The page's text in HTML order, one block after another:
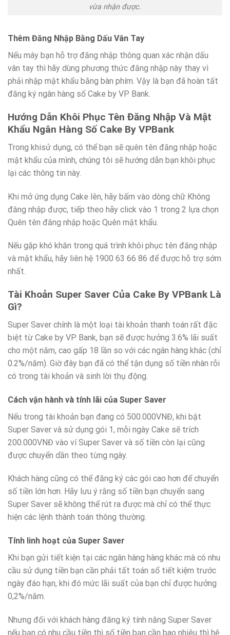
vừa nhận được.
Thêm Đăng Nhập Bằng Dấu Vân Tay
Nếu máy bạn hỗ trợ đăng nhập thông quan xác nhận dấu
vân tay thì hãy dùng phương thức đăng nhập này thay vì
phải nhập mật khẩu bằng bàn phím. Vậy là bạn đã hoàn tất
đăng ký ngân hàng số Cake by VP Bank.
Hướng Dẫn Khôi Phục Tên Đăng Nhập Và Mật
Khẩu Ngân Hàng Số Cake By VPBank
Trong khisử dụng, có thể bạn sẽ quên tên đăng nhập hoặc
mật khẩu của mình, chúng tôi sẽ hướng dẫn bạn khôi phục
lại các thông tin này.
Khi mở ứng dụng Cake lên, hãy bấm vào dòng chữ Không
đăng nhập được, tiếp theo hãy click vào 1 trong 2 lựa chọn
Quên tên đăng nhập hoặc Quên mật khẩu.
Nếu gặp khó khăn trong quá trình khôi phục tên đăng nhập
và mật khẩu, hãy liên hệ 1900 63 66 86 để được hỗ trợ sớm
nhất.
Tài Khoản Super Saver Của Cake By VPBank Là
Gì?
Super Saver chính là một loại tài khoản thanh toán rất đặc
biệt từ Cake by VP Bank, bạn sẽ được hưởng 3.6% lãi suất
cho một năm, cao gấp 18 lần so với các ngân hàng khác (chỉ
0.2%/năm). Giờ đây bạn đã có thể tận dụng số tiền nhàn rỗi
có trong tài khoản và sinh lời thụ động.
Cách vận hành và tính lãi của Super Saver
Nếu trong tài khoản bạn đang có 500.000VNĐ, khi bật
Super Saver và sử dụng gói 1, mỗi ngày Cake sẽ trích
200.000VNĐ vào ví Super Saver và số tiền còn lại cũng
được chuyển dần theo từng ngày.
Khách hàng cũng có thể đăng ký các gói cao hơn để chuyển
số tiền lớn hơn. Hãy lưu ý rằng số tiền bạn chuyển sang
Super Saver sẽ không thể rút ra được mà chỉ có thể thực
hiện các lệnh thành toán thông thường.
Tính linh hoạt của Super Saver
Khi bạn gửi tiết kiện tại các ngân hàng hàng khác mà có nhu
cầu sử dụng tiền bạn cần phải tất toán sổ tiết kiệm trước
ngày đáo hạn, khi đó mức lãi suất của bạn chỉ được hưởng
0,2%/năm.
Nhưng đối với khách hàng đăng ký tính năng Super Saver
nếu bạn có nhu cầu tiền thì số tiền bạn cần bao nhiêu thì hệ